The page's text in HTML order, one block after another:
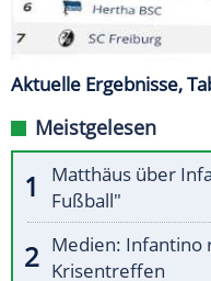
Aktuelle Ergebnisse,
Meistgelesen
Matthäus über
Fußball"
Medien: Infantino
Krisentreffen